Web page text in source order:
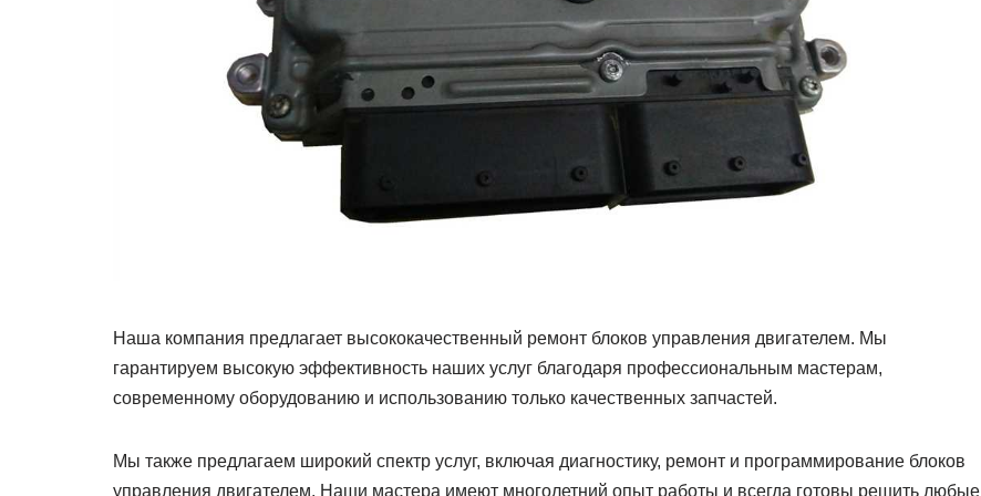
Наша компания предлагает высококачественный ремонт блоков управления двигателем. Мы
гарантируем высокую эффективность наших услуг благодаря профессиональным мастерам,
современному оборудованию и использованию только качественных запчастей.
Мы также предлагаем широкий спектр услуг, включая диагностику, ремонт и программирование блоков
управления двигателем. Наши мастера имеют многолетний опыт работы и всегда готовы решить любые